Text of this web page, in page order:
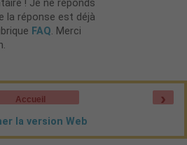
! Je ne réponds
la réponse est déjà
FAQ. Merci
›
Accueil
la version Web